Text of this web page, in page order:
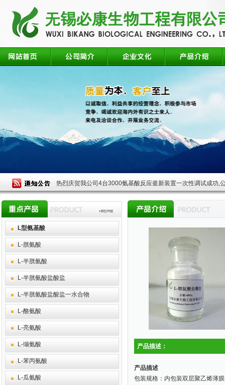
热烈庆贺我公司4台3000氨基酸反应釜新装置一次性调试成功,
L型氨基酸
L-胱氨酸
L-半胱氨酸
L-半胱氨酸盐酸盐
L-半胱氨酸盐酸盐一水合物
L-酪氨酸
L-亮氨酸
L-缬氨酸
L-苯丙氨酸
L-瓜氨酸
产品描述：
产品描述
包装规格：内包装双层聚乙烯薄